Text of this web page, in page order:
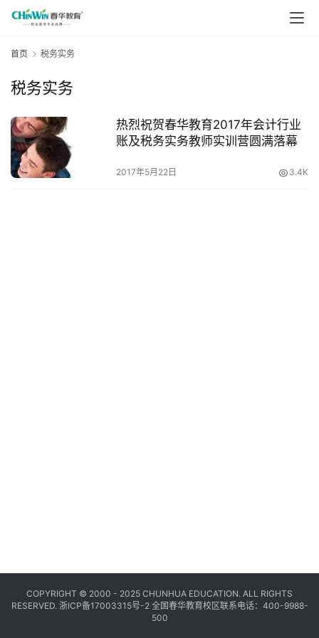
首页 税务实务
税务实务
热烈祝贺春华教育2017年会计行业
账及税务实务教师实训营圆满落幕
2017年5月22日 3.4K
COPYRIGHT © 2000 - 2025 CHUNHUA EDUCATION. ALL RIGHTS
RESERVED. 浙ICP备17003315号-2全国春华教育校区联系电话：400-9988-
500